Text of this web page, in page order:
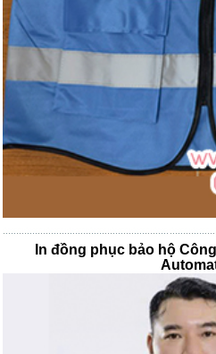
In đồng phục bảo hộ